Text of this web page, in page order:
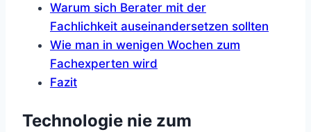
Warum sich Berater mit der
Fachlichkeit auseinandersetzen sollten
Wie man in wenigen Wochen zum
Fachexperten wird
Fazit
Technologie nie zum